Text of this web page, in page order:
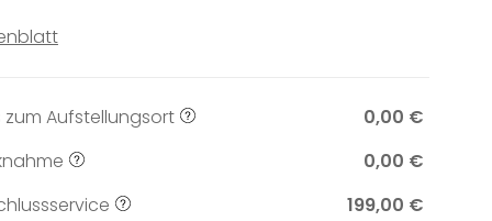
Aufstellungsort
0,00 €
0,00 €
199,00 €